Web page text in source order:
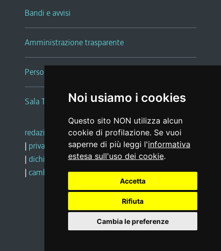
Noi usiamo i cookies
Questo sito NON utilizza alcun
cookie di profilazione. Se vuoi
saperne di più leggi l'informativa
estesa sull'uso dei cookie.
Accetta
Rifiuta
Cambia le preferenze
Bandi e avvisi
Amministrazione trasparente
Persone e Uffici
Sala Tiziano Tessitori
redazione web |note legali |glossario
| privacy
social media policy
| dichiarazione di accessibilità |feedback
| cambio preferenze cookie
Realizzato da